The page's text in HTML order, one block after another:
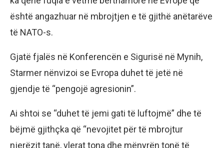
është angazhuar në mbrojtjen e të gjithë anëtarëve
të NATO-s.
Gjatë fjalës në Konferencën e Sigurisë në Mynih,
Starmer nënvizoi se Evropa duhet të jetë në
gjendje të “pengojë agresionin”.
Ai shtoi se “duhet të jemi gati të luftojmë” dhe të
bëjmë gjithçka që “nevojitet për të mbrojtur
njerëzit tanë, vlerat tona dhe mënyrën tonë të